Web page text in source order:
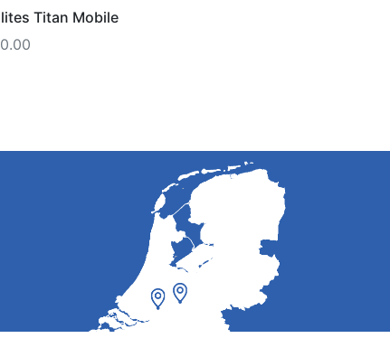
Titan Mobile